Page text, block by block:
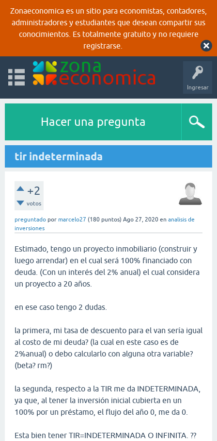
Zonaeconomica es un sitio para economistas, contadores,
administradores y estudiantes que desean compartir sus
conocimientos. Es totalmente gratuito y no requiere
registrarse.
Ingresar
Hacer una pregunta
tir indeterminada
+2
votos
preguntado por marcelo27 (180 puntos) Ago 27, 2020 en analisis de
inversiones
Estimado, tengo un proyecto inmobiliario (construir y
luego arrendar) en el cual será 100% financiado con
deuda. (Con un interés del 2% anual) el cual considera
un proyecto a 20 años.
en ese caso tengo 2 dudas.
la primera, mi tasa de descuento para el van sería igual
al costo de mi deuda? (la cual en este caso es de
2%anual) o debo calcularlo con alguna otra variable?
(beta? rm?)
la segunda, respecto a la TIR me da INDETERMINADA,
ya que, al tener la inversión inicial cubierta en un
100% por un préstamo, el flujo del año 0, me da 0.
Esta bien tener TIR=INDETERMINADA O INFINITA. ??